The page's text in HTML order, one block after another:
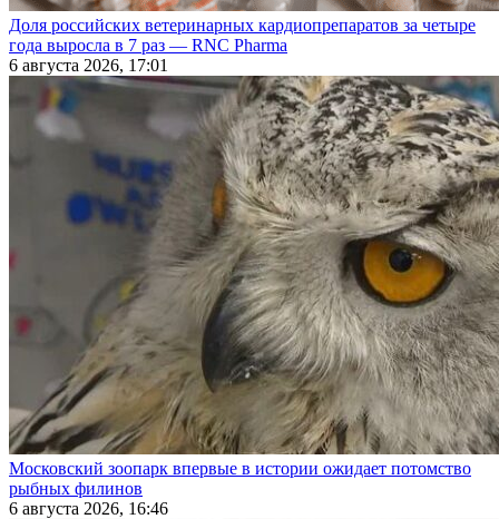
Доля российских ветеринарных кардиопрепаратов за четыре
года выросла в 7 раз — RNC Pharma
6 августа 2026, 17:01
Московский зоопарк впервые в истории ожидает потомство
рыбных филинов
6 августа 2026, 16:46